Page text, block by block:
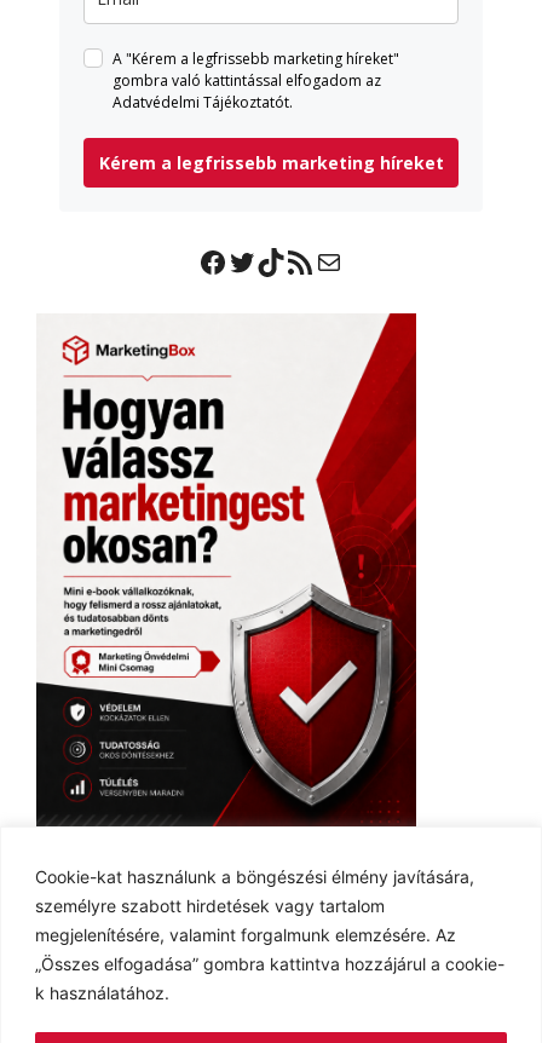
Cookie-kat használunk a böngészési élmény javítására,
személyre szabott hirdetések vagy tartalom
megjelenítésére, valamint forgalmunk elemzésére. Az
„Összes elfogadása” gombra kattintva hozzájárul a cookie-
k használatához.
A "Kérem a legfrissebb marketing híreket"
gombra való kattintással elfogadom az
Adatvédelmi Tájékoztatót.
Kérem a legfrissebb marketing híreket
Facebook
Twitter
TikTok
RSS Feed
Mail